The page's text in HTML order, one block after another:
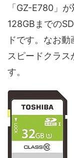
「GZ-E780」
128GBまでの
ドです。なお
スピードクラ
す。